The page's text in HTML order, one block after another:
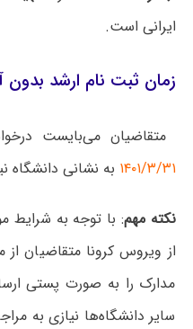
ایرانی است.
زمان ثبت نام ارشد بدون آزمون ۱۴۰۱
متقاضیان می‌بایست
۱۴۰۱/۳/۳۱ به نشانی دانشگاه
نکته مهم: با توجه به شرایط
از ویروس کرونا متقاضیان
مدارک را به صورت پستی
سایر دانشگاه‌ها نیازی به